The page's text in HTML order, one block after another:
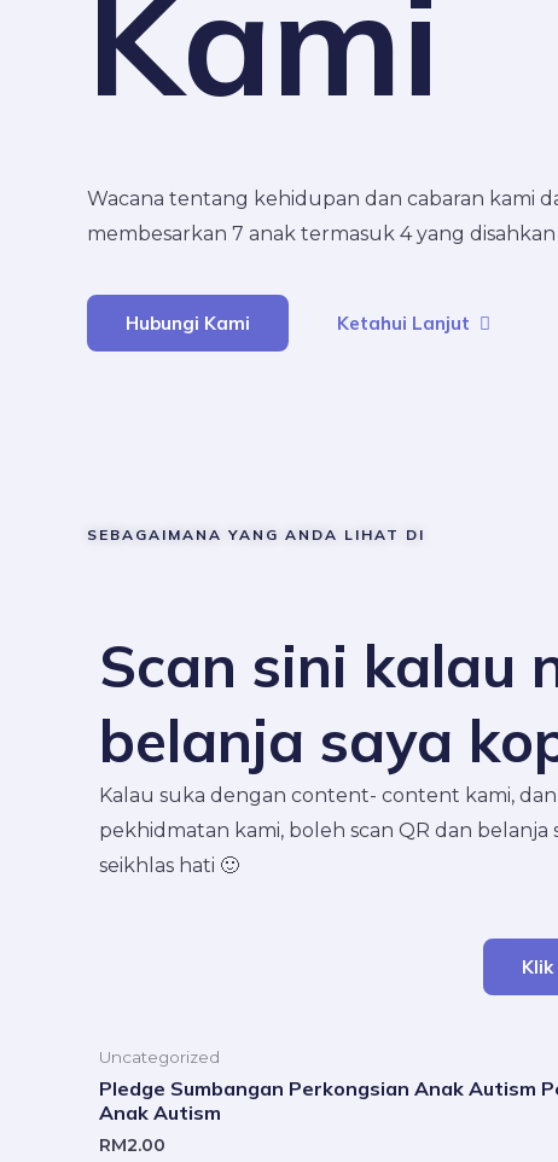
Kami
Wacana tentang kehidupan dan cabaran kami
membesarkan 7 anak termasuk 4 yang
Hubungi Kami Ketahui Lanjut
SEBAGAIMANA YANG ANDA LIHAT DI
Scan sini kalau
belanja saya
Kalau suka dengan content- content kami,
pekhidmatan kami, boleh scan QR dan belanja
seikhlas hati 🙂
Uncategorized
Pledge Sumbangan Perkongsian Anak Autism
Anak Autism
RM2.00